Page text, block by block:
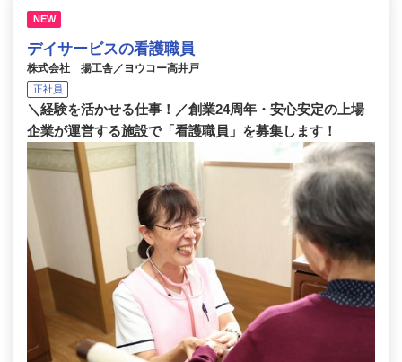
NEW
デイサービスの看護職員
株式会社 揚工舎／ヨウコー高井戸
正社員
＼経験を活かせる仕事！／創業24周年・安心安定の上場
企業が運営する施設で「看護職員」を募集します！